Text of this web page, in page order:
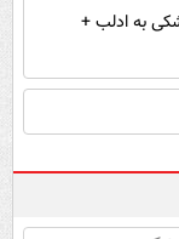
به ادلب +